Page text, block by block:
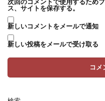
ス、サイトを保存する。
新しいコメントをメールで通知
新しい投稿をメールで受け取る